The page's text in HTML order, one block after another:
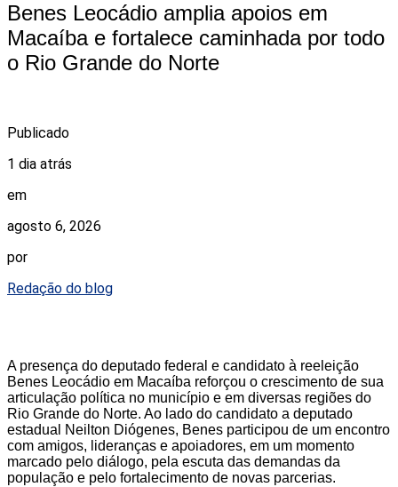
Benes Leocádio amplia apoios em
Macaíba e fortalece caminhada por todo
o Rio Grande do Norte
Publicado
1 dia atrás
em
agosto 6, 2026
por
Redação do blog
A presença do deputado federal e candidato à reeleição
Benes Leocádio em Macaíba reforçou o crescimento de sua
articulação política no município e em diversas regiões do
Rio Grande do Norte. Ao lado do candidato a deputado
estadual Neilton Diógenes, Benes participou de um encontro
com amigos, lideranças e apoiadores, em um momento
marcado pelo diálogo, pela escuta das demandas da
população e pelo fortalecimento de novas parcerias.